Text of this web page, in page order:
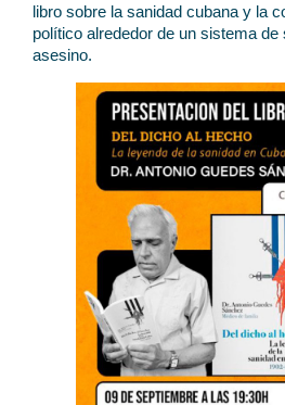
libro sobre la sanidad cubana y la
político alrededor de un sistema de
asesino.